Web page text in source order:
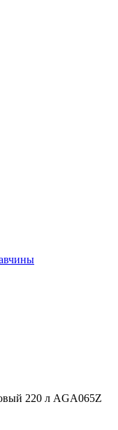
220 л AGA065Z